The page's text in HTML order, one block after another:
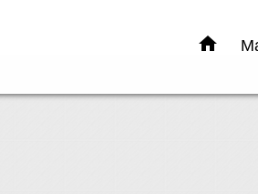
home